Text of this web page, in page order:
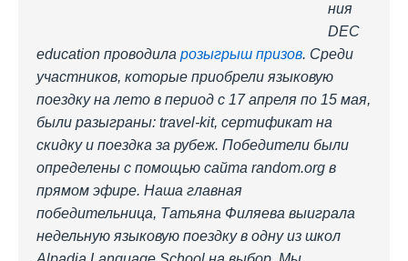
ния
DEC
education проводила розыгрыш призов. Среди
участников, которые приобрели языковую
поездку на лето в период с 17 апреля по 15 мая,
были разыграны: travel-kit, сертификат на
скидку и поездка за рубеж. Победители были
определены с помощью сайта random.org в
прямом эфире. Наша главная
победительница, Татьяна Филяева выиграла
недельную языковую поездку в одну из школ